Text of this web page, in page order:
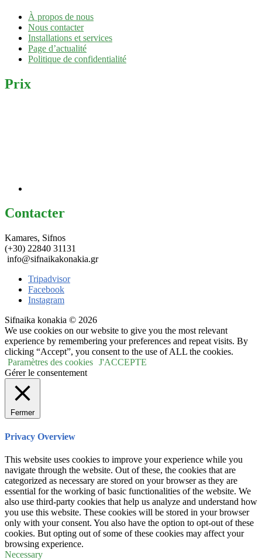
À propos de nous
Nous contacter
Installations et services
Page d’actualité
Politique de confidentialité
Prix
Contacter
Kamares, Sifnos
(+30) 22840 31131
info@sifnaikakonakia.gr
Tripadvisor
Facebook
Instagram
Sifnaika konakia © 2026
We use cookies on our website to give you the most relevant
experience by remembering your preferences and repeat visits. By
clicking “Accept”, you consent to the use of ALL the cookies.
Paramètres des cookies J'ACCEPTE
Gérer le consentement
Fermer
Privacy Overview
This website uses cookies to improve your experience while you
navigate through the website. Out of these, the cookies that are
categorized as necessary are stored on your browser as they are
essential for the working of basic functionalities of the website. We
also use third-party cookies that help us analyze and understand how
you use this website. These cookies will be stored in your browser
only with your consent. You also have the option to opt-out of these
cookies. But opting out of some of these cookies may affect your
browsing experience.
Necessary